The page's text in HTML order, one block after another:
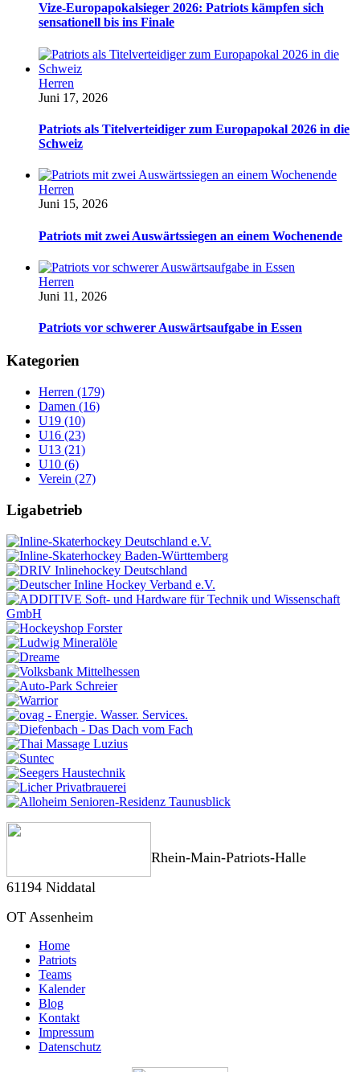
Vize-Europapokalsieger 2026: Patriots kämpfen sich
sensationell bis ins Finale
Herren
Juni 17, 2026
Patriots als Titelverteidiger zum Europapokal 2026 in die
Schweiz
Herren
Juni 15, 2026
Patriots mit zwei Auswärtssiegen an einem Wochenende
Herren
Juni 11, 2026
Patriots vor schwerer Auswärtsaufgabe in Essen
Kategorien
Herren (179)
Damen (16)
U19 (10)
U16 (23)
U13 (21)
U10 (6)
Verein (27)
Ligabetrieb
Rhein-Main-Patriots-Halle
61194 Niddatal
OT Assenheim
Home
Patriots
Teams
Kalender
Blog
Kontakt
Impressum
Datenschutz